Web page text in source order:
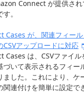
Connect が提供さ
。
Cases が、関連フィー
CSVアップロードに対応
Cases は、CSVファイ
づいて表示されるフィー
ました。これにより、ケ
関連付けを簡単に設定で